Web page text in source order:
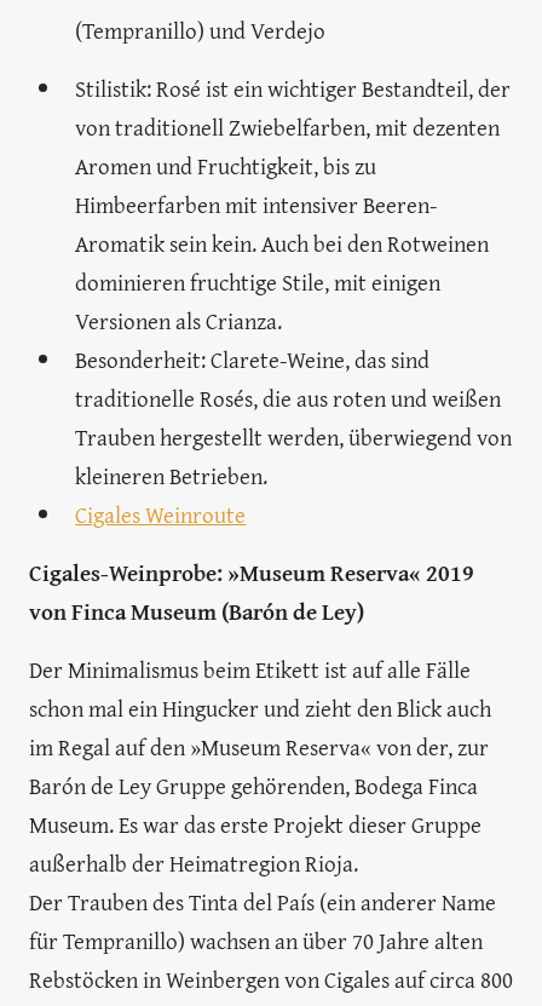
Klima: kontinental, mit atlantischen
bei der Temperatur und sehr trocken im
Sommer.
Böden: Sand, Kalkstein und Gips
Größe: 1.920 ha
Anzahl Bodegas: 31
Dominierende Rebsorten: Tinta del País
(Tempranillo) und Verdejo
Stilistik: Rosé ist ein wichtiger Bestandteil, der
von traditionell Zwiebelfarben, mit dezenten
Himbeerfarben mit intensiver Beeren-
Aromatik sein kein. Auch bei den Rotweinen
dominieren fruchtige Stile, mit einigen
Versionen als Crianza.
Besonderheit: Clarete-Weine, das sind
traditionelle Rosés, die aus roten und weißen
Trauben hergestellt werden, überwiegend von
kleineren Betrieben.
Cigales Weinroute
Cigales-Weinprobe: »Museum Reserva« 2019
von Finca Museum (Barón de Ley)